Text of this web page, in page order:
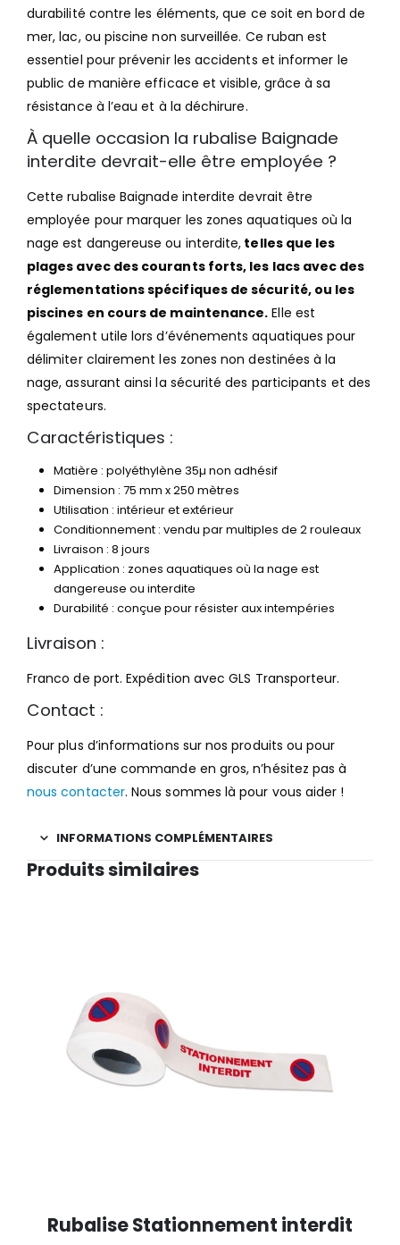
durabilité contre les éléments, que ce soit en bord de
mer, lac, ou piscine non surveillée. Ce ruban est
essentiel pour prévenir les accidents et informer le
public de manière efficace et visible, grâce à sa
résistance à l’eau et à la déchirure.
À quelle occasion la rubalise Baignade
interdite devrait-elle être employée ?
Cette rubalise Baignade interdite devrait être
employée pour marquer les zones aquatiques où la
nage est dangereuse ou interdite, telles que les
plages avec des courants forts, les lacs avec des
réglementations spécifiques de sécurité, ou les
piscines en cours de maintenance. Elle est
également utile lors d’événements aquatiques pour
délimiter clairement les zones non destinées à la
nage, assurant ainsi la sécurité des participants et des
spectateurs.
Caractéristiques :
Matière : polyéthylène 35µ non adhésif
Dimension : 75 mm x 250 mètres
Utilisation : intérieur et extérieur
Conditionnement : vendu par multiples de 2 rouleaux
Livraison : 8 jours
Application : zones aquatiques où la nage est
dangereuse ou interdite
Durabilité : conçue pour résister aux intempéries
Livraison :
Franco de port. Expédition avec GLS Transporteur.
Contact :
Pour plus d’informations sur nos produits ou pour
discuter d’une commande en gros, n’hésitez pas à
nous contacter. Nous sommes là pour vous aider !
INFORMATIONS COMPLÉMENTAIRES
Produits similaires
Rubalise Stationnement interdit